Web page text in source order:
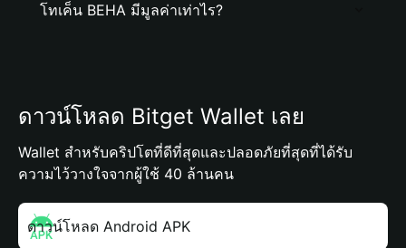
โทเค็น BEHA มีมูลค่าเท่าไร?
ดาวน์โหลด Bitget Wallet เลย
Wallet สำหรับคริปโตที่ดีที่สุดและปลอดภัยที่สุดที่ได้รับ
ความไว้วางใจจากผู้ใช้ 40 ล้านคน
ดาวน์โหลด Android APK